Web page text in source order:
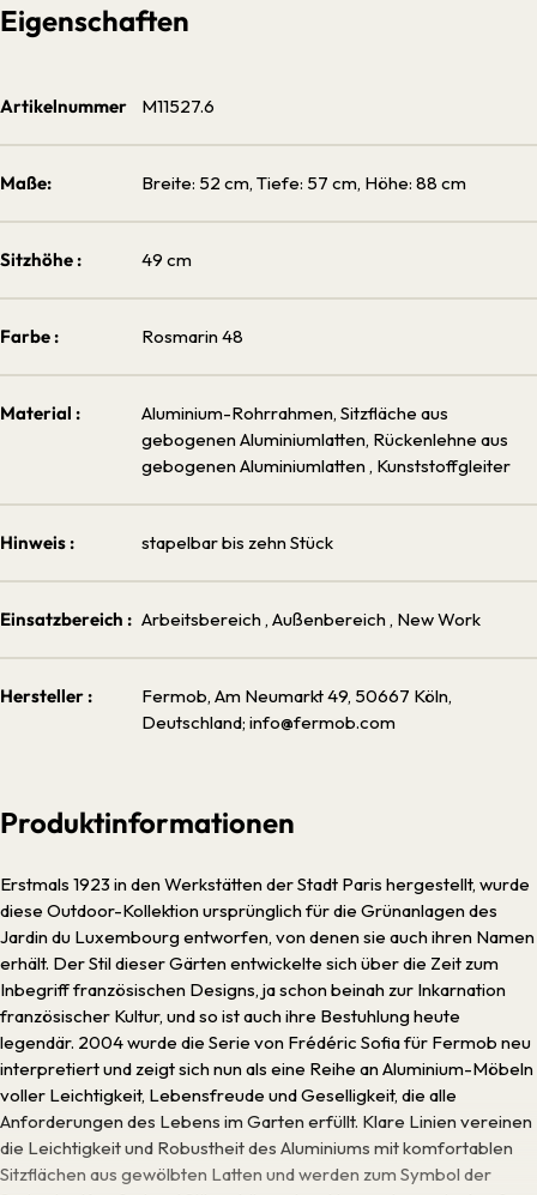
Eigenschaften
Artikelnummer M11527.6
Maße: Breite: 52 cm, Tiefe: 57 cm, Höhe: 88 cm
Sitzhöhe : 49 cm
Farbe : Rosmarin 48
Material :
Aluminium-Rohrrahmen, Sitzfläche aus
gebogenen Aluminiumlatten, Rückenlehne aus
gebogenen Aluminiumlatten , Kunststoffgleiter
Hinweis : stapelbar bis zehn Stück
Einsatzbereich : Arbeitsbereich , Außenbereich , New Work
Hersteller :
Fermob, Am Neumarkt 49, 50667 Köln,
Deutschland; info@fermob.com
Produktinformationen
Erstmals 1923 in den Werkstätten der Stadt Paris hergestellt, wurde
diese Outdoor-Kollektion ursprünglich für die Grünanlagen des
Jardin du Luxembourg entworfen, von denen sie auch ihren Namen
erhält. Der Stil dieser Gärten entwickelte sich über die Zeit zum
Inbegriff französischen Designs, ja schon beinah zur Inkarnation
französischer Kultur, und so ist auch ihre Bestuhlung heute
legendär. 2004 wurde die Serie von Frédéric Sofia für Fermob neu
interpretiert und zeigt sich nun als eine Reihe an Aluminium-Möbeln
voller Leichtigkeit, Lebensfreude und Geselligkeit, die alle
Anforderungen des Lebens im Garten erfüllt. Klare Linien vereinen
die Leichtigkeit und Robustheit des Aluminiums mit komfortablen
Sitzflächen aus gewölbten Latten und werden zum Symbol der